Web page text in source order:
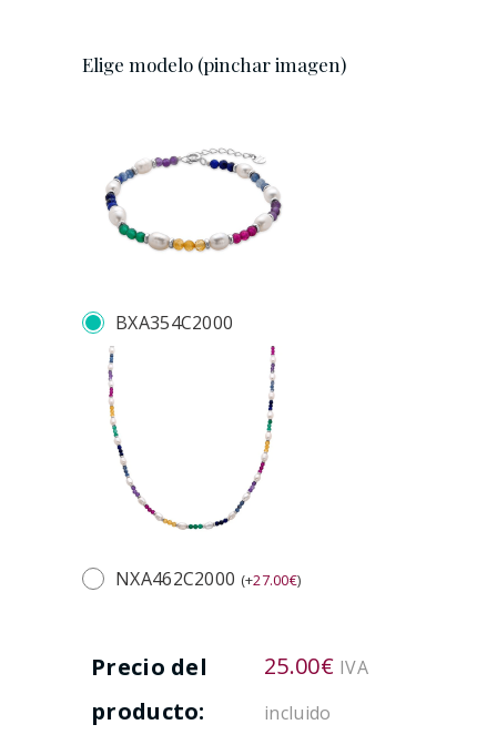
Elige modelo (pinchar imagen)
BXA354C2000
NXA462C2000 (+27.00€)
Precio del
producto:
25.00€ IVA
incluido